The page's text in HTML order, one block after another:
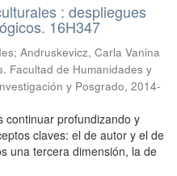
: despliegues
16H347
Andruskevicz, Carla Vanina
Facultad de Humanidades y
y Posgrado, 2014-
continuar profundizando y
claves: el de autor y el de
una tercera dimensión, la de